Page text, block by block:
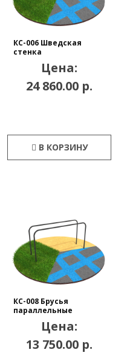
КС-006 Шведская
стенка
Цена:
24 860.00 р.
В КОРЗИНУ
КС-008 Брусья
параллельные
Цена:
13 750.00 р.